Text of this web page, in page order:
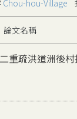
Chou-hou-Village
論文名稱
疏洪道洲後村